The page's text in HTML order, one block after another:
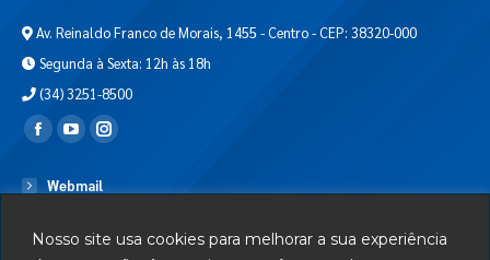
Nosso site usa cookies para melhorar a sua experiência
Av. Reinaldo Franco de Morais, 1455 - Centro - CEP: 38320-000
Segunda à Sexta: 12h às 18h
(34) 3251-8500
Encontre-nos em:
Webmail